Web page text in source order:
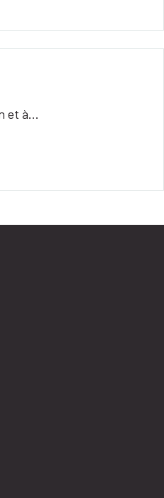
et à…